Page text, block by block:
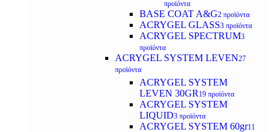
προϊόντα
BASE COAT A&G2 προϊόντα
ACRYGEL GLASS3 προϊόντα
ACRYGEL SPECTRUM3
προϊόντα
ACRYGEL SYSTEM LEVEN27
προϊόντα
ACRYGEL SYSTEM
LEVEN 30GR 19 προϊόντα
ACRYGEL SYSTEM
LIQUID3 προϊόντα
ACRYGEL SYSTEM 60gr11